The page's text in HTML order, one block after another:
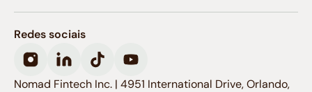
Redes sociais
Nomad Fintech Inc. | 4951 International Drive, Orlando,